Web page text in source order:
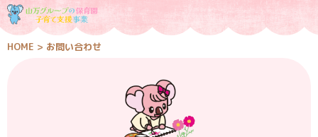
HOME > お問い合わせ